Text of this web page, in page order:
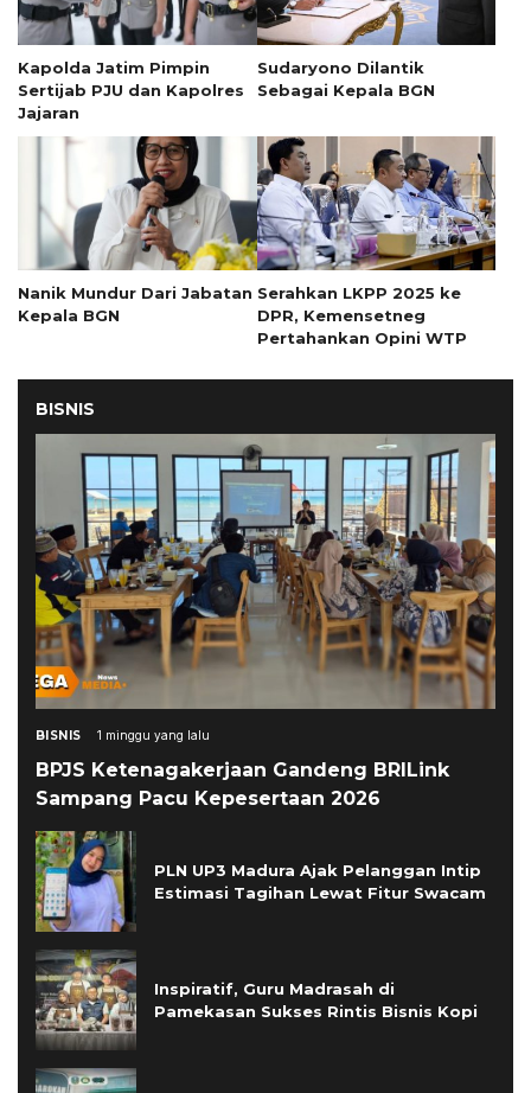
Kapolda Jatim Pimpin
Sertijab PJU dan Kapolres
Jajaran
Sudaryono Dilantik
Sebagai Kepala BGN
Nanik Mundur Dari Jabatan
Kepala BGN
Serahkan LKPP 2025 ke
DPR, Kemensetneg
Pertahankan Opini WTP
BISNIS
BISNIS 1 minggu yang lalu
BPJS Ketenagakerjaan Gandeng BRILink
Sampang Pacu Kepesertaan 2026
PLN UP3 Madura Ajak Pelanggan Intip
Estimasi Tagihan Lewat Fitur Swacam
Inspiratif, Guru Madrasah di
Pamekasan Sukses Rintis Bisnis Kopi